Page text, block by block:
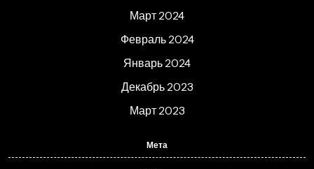
Март 2024
Февраль 2024
Январь 2024
Декабрь 2023
Март 2023
Мета